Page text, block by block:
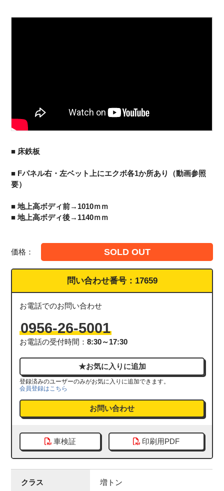
■ 床鉄板
■ Fパネル右・左ベット上にエクボ各1か所あり（動画参照
要）
■ 地上高ボディ前→1010ｍｍ
■ 地上高ボディ後→1140ｍｍ
価格： SOLD OUT
問い合わせ番号： 17659
お電話でのお問い合わせ
0956-26-5001
お電話の受付時間：8:30～17:30
登録済みのユーザーのみがお気に入りに追加できます。
会員登録はこちら
お問い合わせ
車検証 印刷用PDF
クラス 増トン